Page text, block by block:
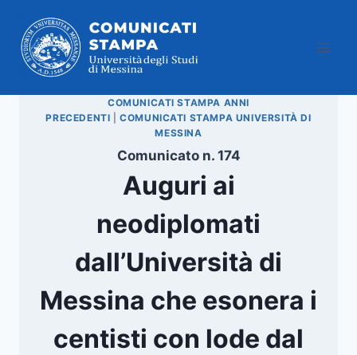
contenuto
COMUNICATI STAMPA ANNI
PRECEDENTI |COMUNICATI STAMPA UNIVERSITÀ DI
MESSINA
Comunicato n. 174
Auguri ai
neodiplomati
dall’Università di
Messina che esonera i
centisti con lode dal